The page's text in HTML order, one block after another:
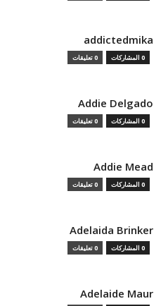
addictedmika
0 المشاركات 0 تعليقات
Addie Delgado
0 المشاركات 0 تعليقات
Addie Mead
0 المشاركات 0 تعليقات
Adelaida Brinker
0 المشاركات 0 تعليقات
Adelaide Maur